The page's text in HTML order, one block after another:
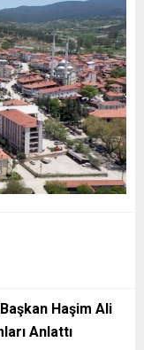
Haşim Ali
Anlattı